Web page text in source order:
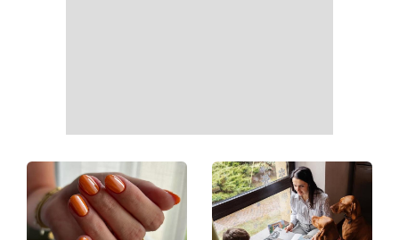
На фронті загинув Олексій
Юков — пошуковець, який
роками повертав тіла
«Вона точно вагітна»: нові
кадри Зендеї з Томом
Голландом викликали